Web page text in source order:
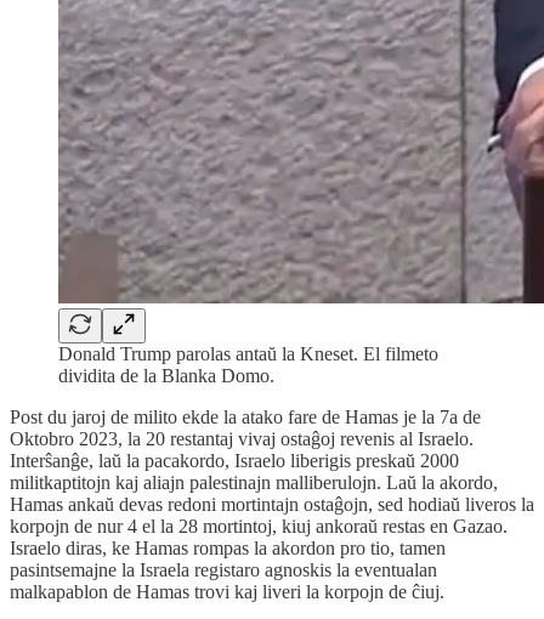
Donald Trump parolas antaŭ la Kneset. El filmeto
dividita de la Blanka Domo.
Post du jaroj de milito ekde la atako fare de Hamas je la 7a de
Oktobro 2023, la 20 restantaj vivaj ostaĝoj revenis al Israelo.
Interŝanĝe, laŭ la pacakordo, Israelo liberigis preskaŭ 2000
militkaptitojn kaj aliajn palestinajn malliberulojn. Laŭ la akordo,
Hamas ankaŭ devas redoni mortintajn ostaĝojn, sed hodiaŭ liveros la
korpojn de nur 4 el la 28 mortintoj, kiuj ankoraŭ restas en Gazao.
Israelo diras, ke Hamas rompas la akordon pro tio, tamen
pasintsemajne la Israela registaro agnoskis la eventualan
malkapablon de Hamas trovi kaj liveri la korpojn de ĉiuj.